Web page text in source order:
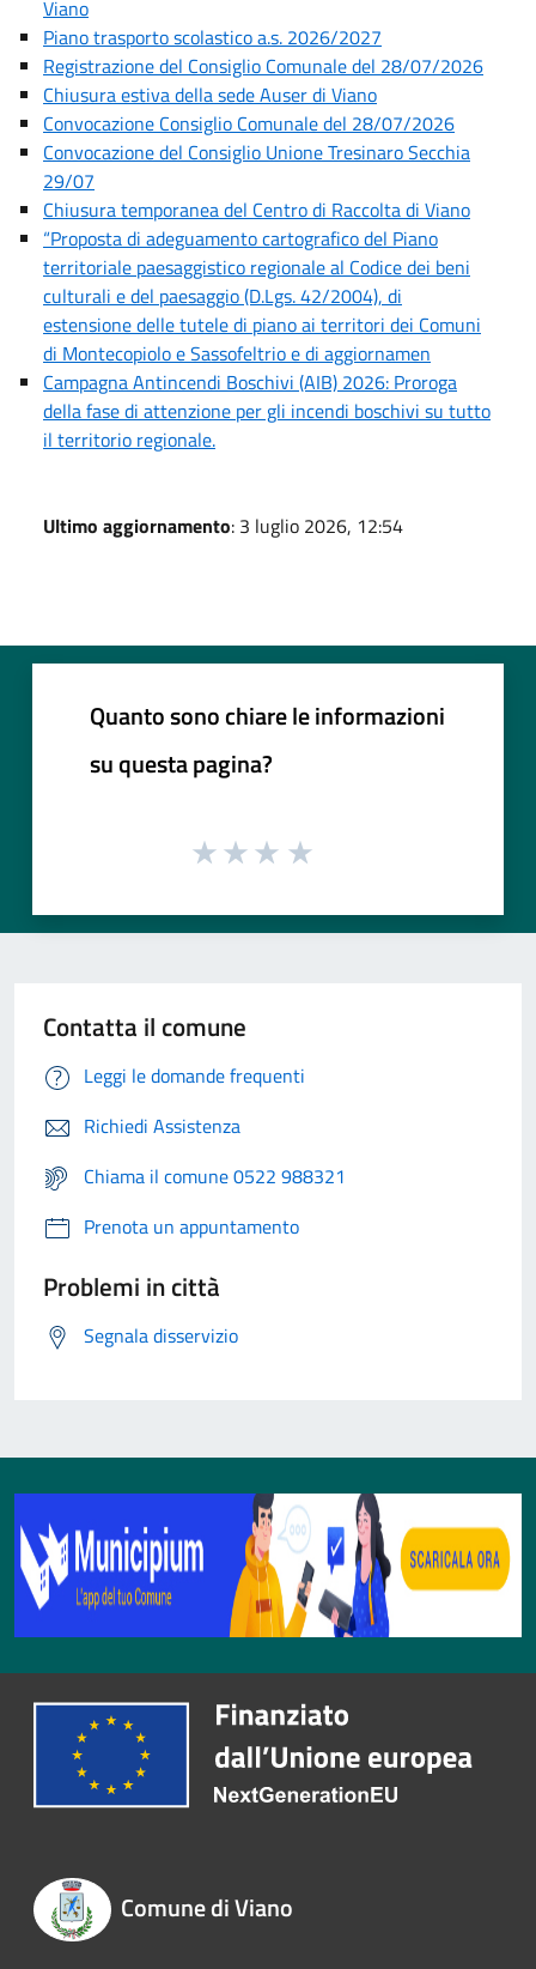
Viano
Piano trasporto scolastico a.s. 2026/2027
Registrazione del Consiglio Comunale del 28/07/2026
Chiusura estiva della sede Auser di Viano
Convocazione Consiglio Comunale del 28/07/2026
Convocazione del Consiglio Unione Tresinaro Secchia
29/07
Chiusura temporanea del Centro di Raccolta di Viano
“Proposta di adeguamento cartografico del Piano
territoriale paesaggistico regionale al Codice dei beni
culturali e del paesaggio (D.Lgs. 42/2004), di
estensione delle tutele di piano ai territori dei Comuni
di Montecopiolo e Sassofeltrio e di aggiornamen
Campagna Antincendi Boschivi (AIB) 2026: Proroga
della fase di attenzione per gli incendi boschivi su tutto
il territorio regionale.
Ultimo aggiornamento: 3 luglio 2026, 12:54
Quanto sono chiare le informazioni
su questa pagina?
Contatta il comune
Leggi le domande frequenti
Richiedi Assistenza
Chiama il comune 0522 988321
Prenota un appuntamento
Problemi in città
Segnala disservizio
Comune di Viano